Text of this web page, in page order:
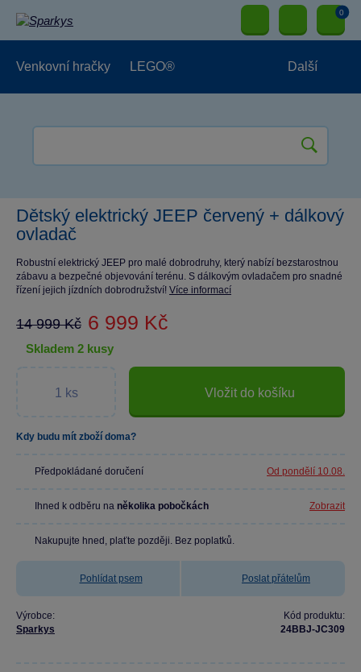
0
Venkovní hračky LEGO® Další
Dětský elektrický JEEP červený + dálkový
ovladač
Robustní elektrický JEEP pro malé dobrodruhy, který nabízí bezstarostnou
zábavu a bezpečné objevování terénu. S dálkovým ovladačem pro snadné
řízení jejich jízdních dobrodružství! Více informací
14 999 Kč 6 999 Kč
skladem 2 kusy
Vložit do košíku
Kdy budu mít zboží doma?
Předpokládané doručení Od pondělí 10.08.
Ihned k odběru na několika pobočkách Zobrazit
Nakupujte hned, plaťte později. Bez poplatků.
Pohlídat psem Poslat přátelům
Výrobce:
Sparkys
Kód produktu:
24BBJ-JC309